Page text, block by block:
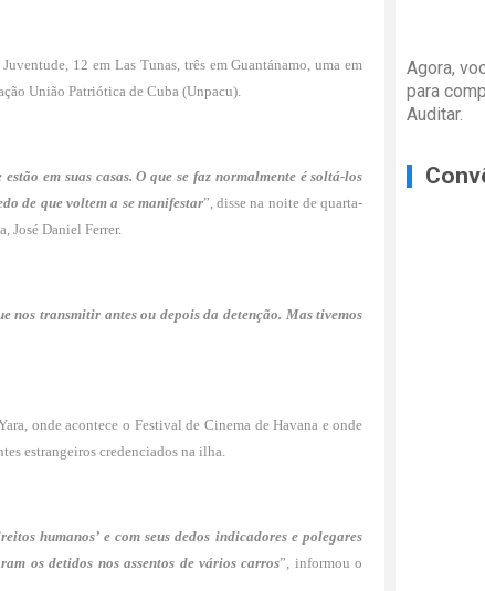
12 em Las Tunas, três em Guantánamo, uma em
União Patriótica de Cuba (Unpacu).
em suas casas. O que se faz normalmente é soltá-los
de que voltem a se manifestar”, disse na noite de quarta-
José Daniel Ferrer.
nos transmitir antes ou depois da detenção. Mas tivemos
onde acontece o Festival de Cinema de Havana e onde
estrangeiros credenciados na ilha.
humanos’ e com seus dedos indicadores e polegares
os detidos nos assentos de vários carros”, informou o
Agora,
para
Auditar.